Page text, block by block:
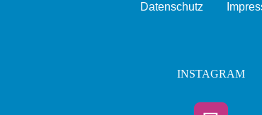
Datenschutz
INSTAGRAM